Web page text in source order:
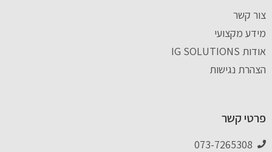
צור קשר
מידע מקצועי
אודות IG SOLUTIONS
הצהרת נגישות
פרטי קשר
073-7265308